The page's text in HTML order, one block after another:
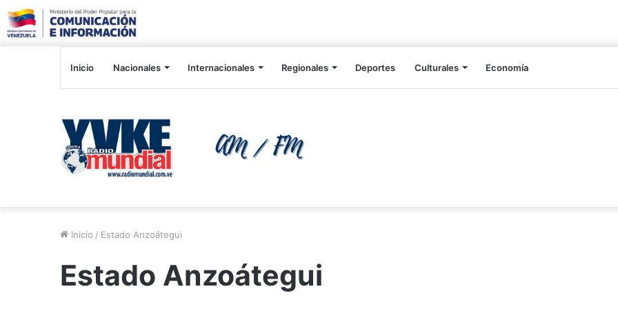
Inicio Nacionales Internacionales Regionales Deportes Culturales Economía
Inicio / Estado Anzoátegui
Estado Anzoátegui